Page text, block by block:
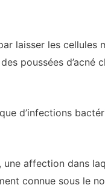
laisser les cellules
poussées d’acné
d’infections
affection dans
connue sous le